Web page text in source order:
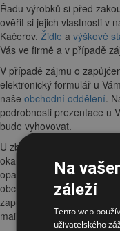
Řadu výrobků si před
ověřit si jejich vlastnosti v
Kačerov. Židle a výškově
Vás ve firmě a v případě
V případě zájmu o
elektronický formulář u
naše obchodní oddělení.
podrobnosti prezentace u
bude vyhovovat.
U zboží označeného
okamžitou
dostupnost
opačném případě
obchodním oddělením.
zapůjčení nás můžete
mailem na
Na
záleží
Tento web
uživatelského